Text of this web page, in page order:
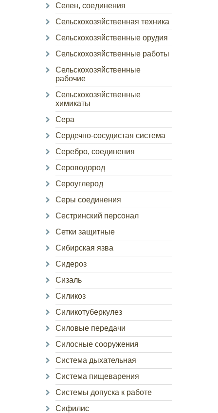
Селен, соединения
Сельскохозяйственная техника
Сельскохозяйственные орудия
Сельскохозяйственные работы
Сельскохозяйственные
рабочие
Сельскохозяйственные
химикаты
Сера
Сердечно-сосудистая система
Серебро, соединения
Сероводород
Сероуглерод
Серы соединения
Сестринский персонал
Сетки защитные
Сибирская язва
Сидероз
Сизаль
Силикоз
Силикотуберкулез
Силовые передачи
Силосные сооружения
Система дыхательная
Система пищеварения
Системы допуска к работе
Сифилис